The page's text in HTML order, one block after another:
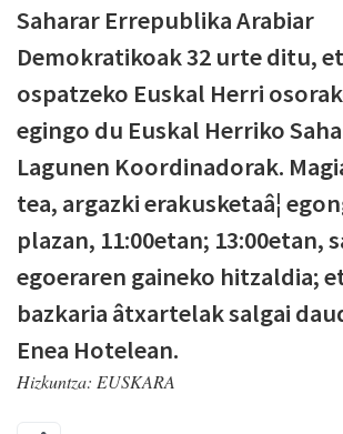
Saharar Errepublika Arabiar
Demokratikoak 32 urte ditu,
ospatzeko Euskal Herri
egingo du Euskal Herriko
Lagunen Koordinadorak.
tea, argazki erakusketaâ¦
plazan, 11:00etan; 13:00etan,
egoeraren gaineko hitzaldia;
bazkaria âtxartelak salgai
Enea Hotelean.
Hizkuntza: EUSKARA